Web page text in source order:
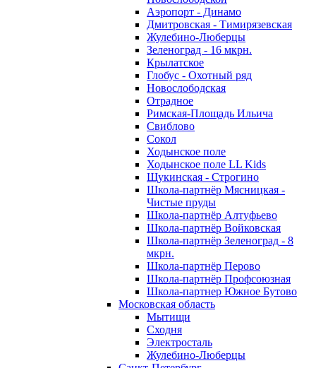
Аэропорт - Динамо
Дмитровская - Тимирязевская
Жулебино-Люберцы
Зеленоград - 16 мкрн.
Крылатское
Глобус - Охотный ряд
Новослободская
Отрадное
Римская-Площадь Ильича
Свиблово
Сокол
Ходынское поле
Ходынское поле LL Kids
Щукинская - Строгино
Школа-партнёр Мясницкая -
Чистые пруды
Школа-партнёр Алтуфьево
Школа-партнёр Войковская
Школа-партнёр Зеленоград - 8
мкрн.
Школа-партнёр Перово
Школа-партнёр Профсоюзная
Школа-партнер Южное Бутово
Московская область
Мытищи
Сходня
Электросталь
Жулебино-Люберцы